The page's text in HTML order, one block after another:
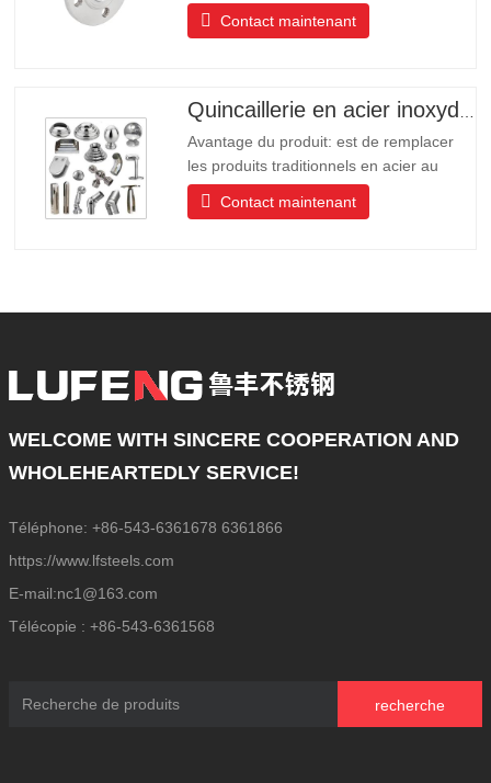
carbone, en aluminium, en cuivre des
produits de protection de
vie, belle apparence, résistance aux
corrosion
Contact maintenant
Quincaillerie en acier inoxydable de haute qualité
Avantage du produit: est de remplacer
les produits traditionnels en acier au
carbone, en aluminium, en cuivre des
produits de protection de
acides et aux alcalis, résistance à la
Contact maintenant
WELCOME WITH SINCERE COOPERATION AND
WHOLEHEARTEDLY SERVICE!
Téléphone: +86-543-6361678 6361866
https://www.lfsteels.com
E-mail:nc1@163.com
Télécopie : +86-543-6361568
recherche